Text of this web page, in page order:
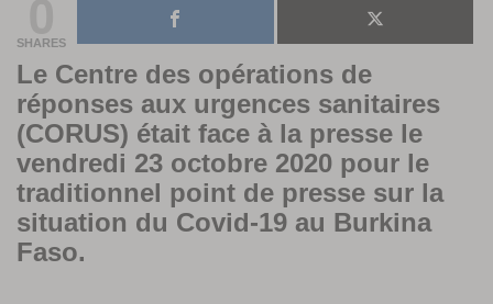
SHARES
Le Centre des opérations de
réponses aux urgences sanitaires
(CORUS) était face à la presse le
vendredi 23 octobre 2020 pour le
traditionnel point de presse sur la
situation du Covid-19 au Burkina
Faso.